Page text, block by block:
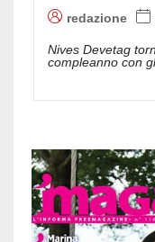
redazione
Nives Devetag
compleanno con